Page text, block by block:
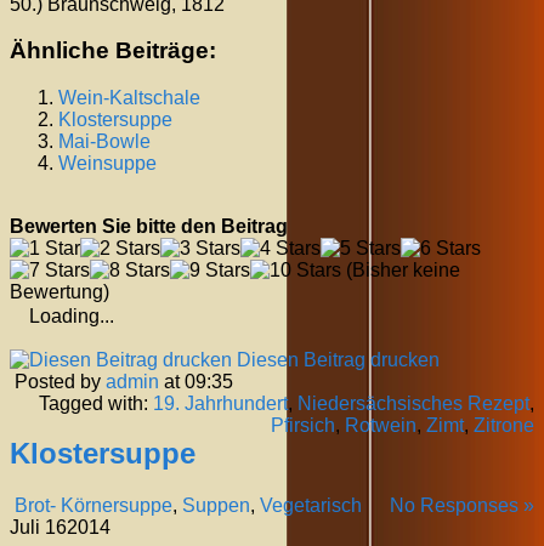
Ähnliche Beiträge:
Wein-Kaltschale
Klostersuppe
Mai-Bowle
Weinsuppe
Bewerten Sie bitte den Beitrag
(Bisher keine
Bewertung)
Loading...
Diesen Beitrag drucken
Posted by admin at 09:35
Tagged with: 19. Jahrhundert, Niedersächsisches Rezept,
Pfirsich, Rotwein, Zimt, Zitrone
Klostersuppe
Brot- Körnersuppe, Suppen, Vegetarisch
No Responses »
Juli 162014